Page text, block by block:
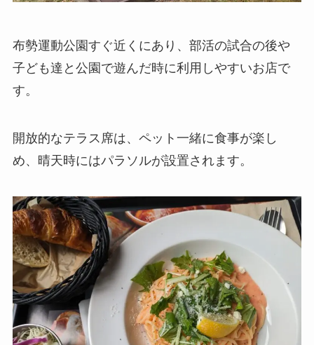
布勢運動公園すぐ近くにあり、部活の試合の後や
子ども達と公園で遊んだ時に利用しやすいお店で
す。
開放的なテラス席は、ペット一緒に食事が楽し
め、晴天時にはパラソルが設置されます。